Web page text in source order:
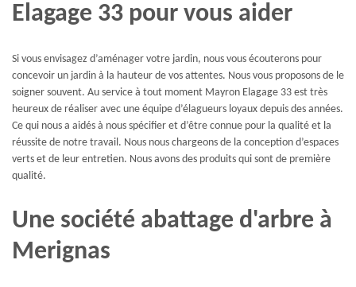
Elagage 33 pour vous aider
Si vous envisagez d’aménager votre jardin, nous vous écouterons pour
concevoir un jardin à la hauteur de vos attentes. Nous vous proposons de le
soigner souvent. Au service à tout moment Mayron Elagage 33 est très
heureux de réaliser avec une équipe d’élagueurs loyaux depuis des années.
Ce qui nous a aidés à nous spécifier et d’être connue pour la qualité et la
réussite de notre travail. Nous nous chargeons de la conception d’espaces
verts et de leur entretien. Nous avons des produits qui sont de première
qualité.
Une société abattage d'arbre à
Merignas